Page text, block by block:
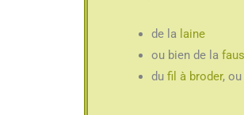
de la laine
ou bien de la
du fil à broder,